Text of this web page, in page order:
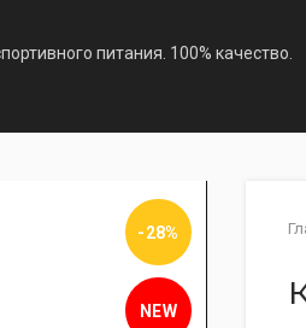
питания. 100% качество.
-28%
NEW